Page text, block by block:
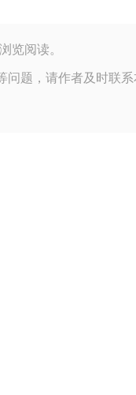
览阅读。
题，请作者及时联